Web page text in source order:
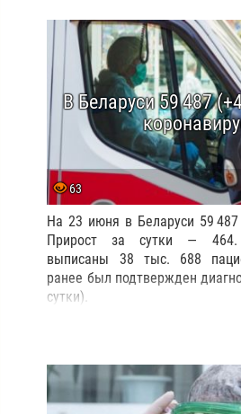
В Беларуси 59 487
63
На 23 июня в Беларуси 59 487
Прирост за сутки —
выписаны 38 тыс. 688
ранее был подтвержден
сутки).